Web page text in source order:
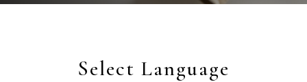
Select Language